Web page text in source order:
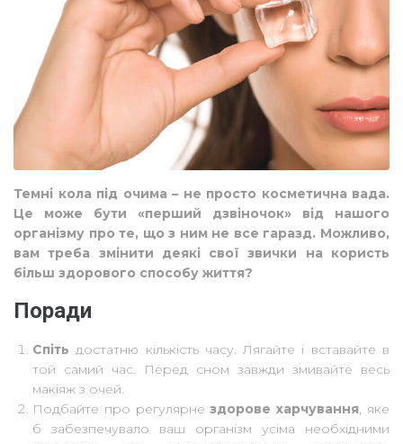
Темні кола під очима – не просто косметична вада.
Це може бути «перший дзвіночок» від нашого
організму про те, що з ним не все гаразд. Можливо,
вам треба змінити деякі свої звички на користь
більш здорового способу життя?
Поради
Спіть достатню кількість часу. Лягайте і вставайте в
той самий час. Перед сном завжди змивайте весь
макіяж з очей.
Подбайте про регулярнездорове харчування, яке
б забезпечувало ваш організм усіма необхідними